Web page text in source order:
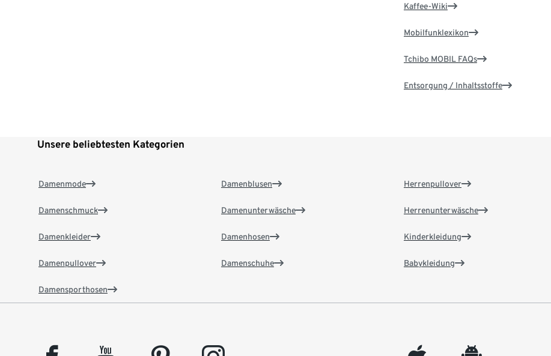
Kaffee-Wiki
Mobilfunklexikon
Tchibo MOBIL FAQs
Entsorgung / Inhaltsstoffe
Unsere beliebtesten Kategorien
Damenmode
Damenschmuck
Damenkleider
Damenpullover
Damensporthosen
Damenblusen
Damenunterwäsche
Damenhosen
Damenschuhe
Herrenpullover
Herrenunterwäsche
Kinderkleidung
Babykleidung